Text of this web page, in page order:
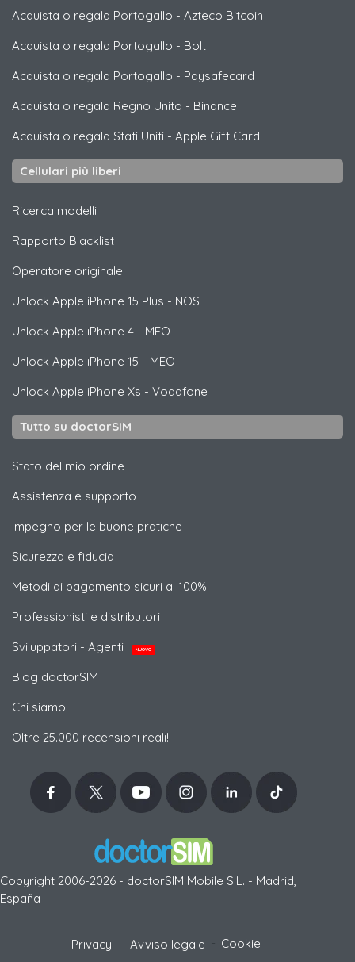
Acquista o regala Portogallo - Azteco Bitcoin
Acquista o regala Portogallo - Bolt
Acquista o regala Portogallo - Paysafecard
Acquista o regala Regno Unito - Binance
Acquista o regala Stati Uniti - Apple Gift Card
Cellulari più liberi
Ricerca modelli
Rapporto Blacklist
Operatore originale
Unlock Apple iPhone 15 Plus - NOS
Unlock Apple iPhone 4 - MEO
Unlock Apple iPhone 15 - MEO
Unlock Apple iPhone Xs - Vodafone
Tutto su doctorSIM
Stato del mio ordine
Assistenza e supporto
Impegno per le buone pratiche
Sicurezza e fiducia
Metodi di pagamento sicuri al 100%
Professionisti e distributori
Sviluppatori - Agenti
NUOVO
Blog doctorSIM
Chi siamo
Oltre 25.000 recensioni reali!
Copyright 2006-2026 - doctorSIM Mobile S.L. - Madrid,
España
Privacy Avviso legale Cookie